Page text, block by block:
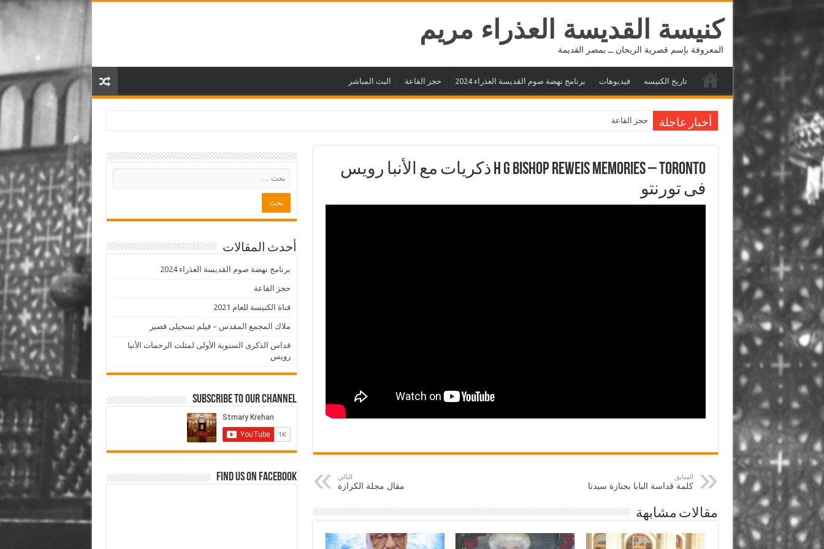
كنيسة القديسة العذراء مريم
المعروفة بإسم قصرية الريحان ــ بمصر القديمة
تاريخ الكنيسه فيديوهات برنامج نهضة صوم القديسة العذراء 2024 حجز القاعة البث المباشر
أخبار عاجلة حجز القاعة
H G Bishop Reweis Memories – Toronto ذكريات مع الأنبا رويس
فى تورنتو
السابق
كلمة قداسة البابا بجنازة سيدنا
التالي
مقال مجلة الكرازة
مقالات مشابهة
أحدث المقالات
برنامج نهضة صوم القديسة العذراء 2024
حجز القاعة
قناة الكنيسة للعام 2021
ملاك المجمع المقدس – فيلم تسجيلى قصير
قداس الذكرى السنوية الأولى لمثلث الرحمات الأنبا
رويس
Subscribe to our Channel
Find us on Facebook